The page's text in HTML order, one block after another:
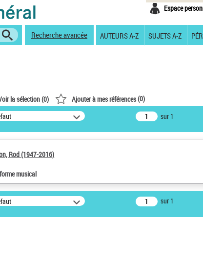
Espace
Recherche avancée AUTEURS A-Z SUJETS A-Z
la sélection (0) Ajouter à mes références(0)
sur 1
Rod (1947-2016)
musical
sur 1